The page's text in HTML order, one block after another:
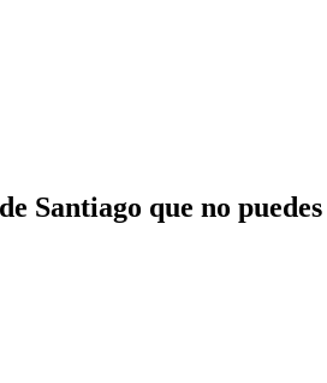
Santiago que no